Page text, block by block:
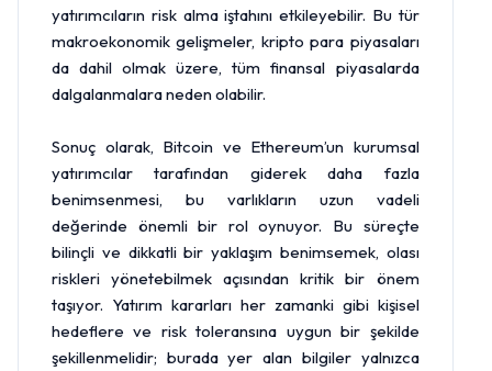
yatırımcıların risk alma iştahını etkileyebilir. Bu tür
makroekonomik gelişmeler, kripto para piyasaları
da dahil olmak üzere, tüm finansal piyasalarda
dalgalanmalara neden olabilir.
Sonuç olarak, Bitcoin ve Ethereum’un kurumsal
yatırımcılar tarafından giderek daha fazla
benimsenmesi, bu varlıkların uzun vadeli
değerinde önemli bir rol oynuyor. Bu süreçte
bilinçli ve dikkatli bir yaklaşım benimsemek, olası
riskleri yönetebilmek açısından kritik bir önem
taşıyor. Yatırım kararları her zamanki gibi kişisel
hedeflere ve risk toleransına uygun bir şekilde
şekillenmelidir; burada yer alan bilgiler yalnızca